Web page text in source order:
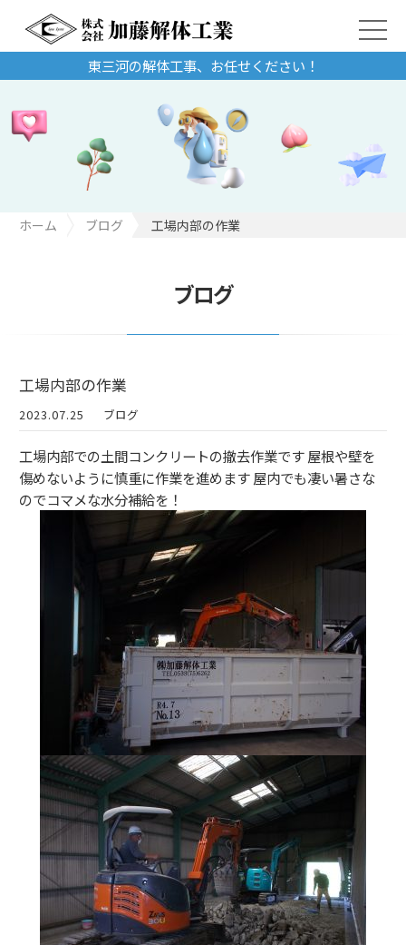
東三河の解体工事、お任せください！
ホーム ブログ 工場内部の作業
ブログ
工場内部の作業
2023.07.25 ブログ
工場内部での土間コンクリートの撤去作業です 屋根や壁を
傷めないように慎重に作業を進めます 屋内でも凄い暑さな
のでコマメな水分補給を！